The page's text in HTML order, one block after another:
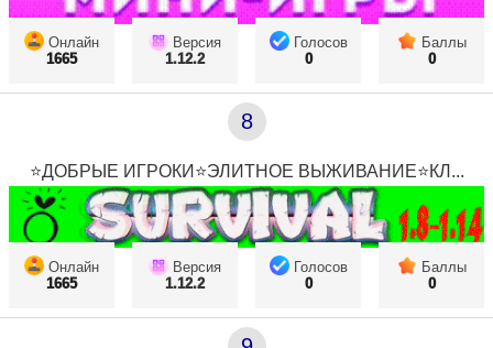
Онлайн
1665
Версия
1.12.2
Голосов
0
Баллы
0
8
⭐ДОБРЫЕ ИГРОКИ⭐ЭЛИТНОЕ ВЫЖИВАНИЕ⭐КЛ...
Онлайн
1665
Версия
1.12.2
Голосов
0
Баллы
0